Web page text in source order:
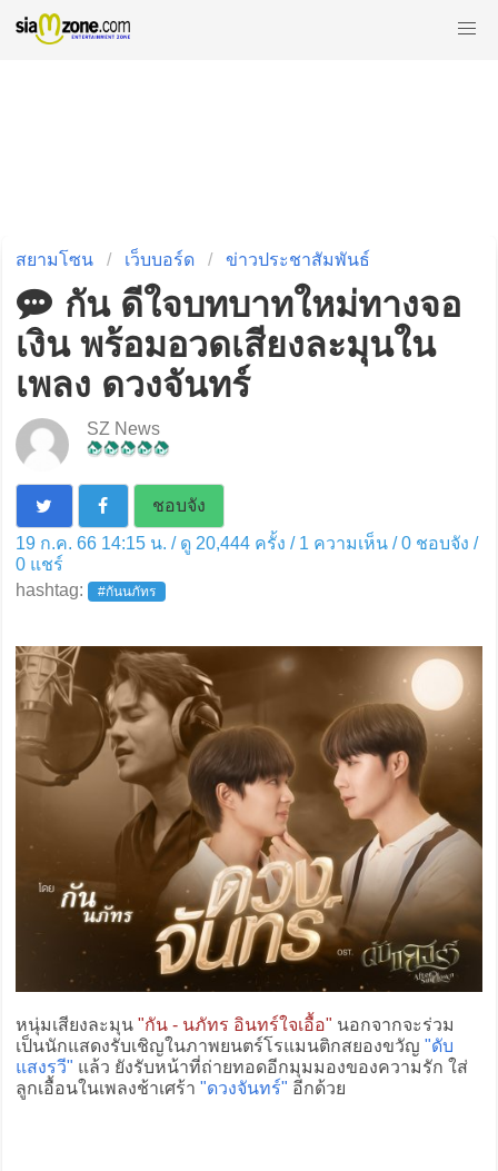
สยามโซน เว็บบอร์ด ข่าวประชาสัมพันธ์
กัน ดีใจบทบาทใหม่ทางจอ
เงิน พร้อมอวดเสียงละมุนใน
เพลง ดวงจันทร์
SZ News
ชอบจัง
19 ก.ค. 66 14:15 น. / ดู 20,444 ครั้ง / 1 ความเห็น /0ชอบจัง /
0แชร์
hashtag:
#กันนภัทร
หนุ่มเสียงละมุน "กัน - นภัทร อินทร์ใจเอื้อ" นอกจากจะร่วม
เป็นนักแสดงรับเชิญในภาพยนตร์โรแมนติกสยองขวัญ "ดับ
แสงรวี" แล้ว ยังรับหน้าที่ถ่ายทอดอีกมุมมองของความรัก ใส่
ลูกเอื้อนในเพลงช้าเศร้า "ดวงจันทร์" อีกด้วย